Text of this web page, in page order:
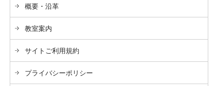
概要・沿革
教室案内
サイトご利用規約
プライバシーポリシー